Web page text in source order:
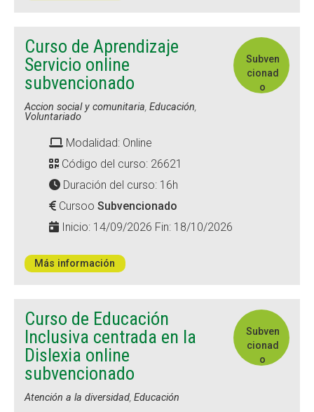
Curso de Aprendizaje
Servicio online
subvencionado
Accion social y comunitaria, Educación,
Voluntariado
Modalidad: Online
Código del curso: 26621
Duración del curso: 16h
Cursoo Subvencionado
Inicio: 14/09/2026 Fin: 18/10/2026
Más información
Subven
cionad
o
Curso de Educación
Inclusiva centrada en la
Dislexia online
subvencionado
Atención a la diversidad, Educación
Subven
cionad
o